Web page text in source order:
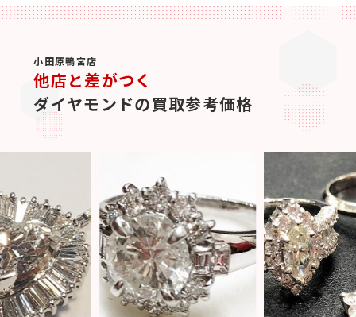
小田原鴨宮店
他店と差がつく
ダイヤモンドの買取参考価格